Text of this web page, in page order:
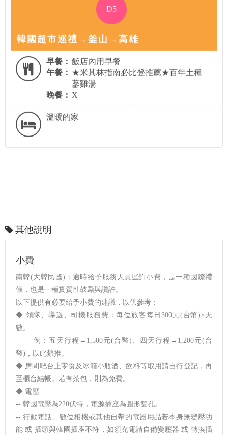
D5
韓國超市巡禮→釜山→高雄
早餐： 飯店內用早餐
午餐： ★米其林指南必比登推薦★百年土種
蔘雞湯
晚餐： X
溫暖的家
其他說明
小費
南韓(大韓民國)：適時給予服務人員些許小費，是一種國際禮
儀，也是一種實質性鼓勵與讚許。
以下提供有必要給予小費的建議，以供參考：
◆ 領隊、導遊、司機服務費：每位旅客每日300元(台幣)×天
數。
例：五天行程→1,500元(台幣)、四天行程→1,200元(台
幣)，以此類推。
◆ 房間吧台上零食及冰箱小瓶酒、飲料等取用請自行登記，再
至櫃台結帳。若有茶包，則為免費。
◆ 電壓
-- 韓國電壓為220伏特，電源插座為圓形雙孔。
-- 行動電話、數位相機或其他自帶的電器用品若本身無變壓功
能 或 插頭與韓國插座不符，如須充電請自備變壓器 或 轉換插